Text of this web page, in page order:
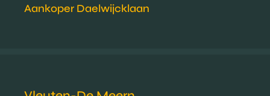
Aankoper Daelwijcklaan